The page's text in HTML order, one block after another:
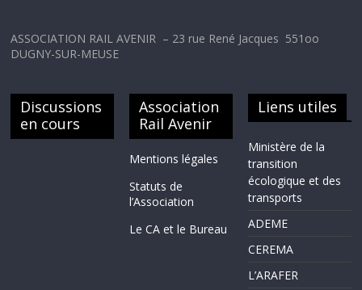
ASSOCIATION RAIL AVENIR – 23 rue René Jacques 551oo
DUGNY-SUR-MEUSE
Discussions
en cours
Association
Rail Avenir
Mentions légales
Statuts de
l’Association
Le CA et le Bureau
Liens utiles
Ministère de la
transition
écologique et des
transports
ADEME
CEREMA
L’ARAFER